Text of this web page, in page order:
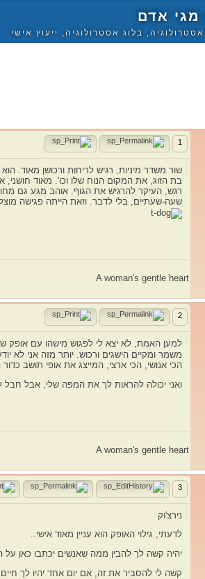
מגי אדם
בלוג אסטרולוגיה, ייעוץ אישי
1
שור משדר מיניות, רגיש לריחות ורכושן מאוד.
בת הזוג, את המקום הנוח שלו וכו'. מאוד
רגש, העיקר להרגיש את הגוף. אוהב מגע גם
שעה-שעתיים, בלי לדבר. וזאת הייתה פגישה
A woman's gentle heart
2
למען האמת, לא יצא לי לפגוש מישהו עם אופק
משמר ומקיים הישגים ורכוש. יותר מזה אני לא
הכי אנושי, הכי ארצי, המייצג את אופי תושב
ואני יכולה להראות לך את המפה שלי, אבל
A woman's gentle heart
3
נירצ'וק
לדעתי, גילוי האופק הוא עניין מאוד אישי..
יהיה קשה לך להבין ממה שאנשים יכתבו כאן
קשה לי להסביר את זה, אם יום אחד יהיו לך חיים